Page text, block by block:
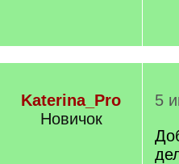
Katerina_Pro
Новичок
5